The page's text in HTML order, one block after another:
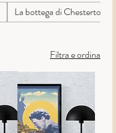
La bottega di Chesterton
Filtra e ordina